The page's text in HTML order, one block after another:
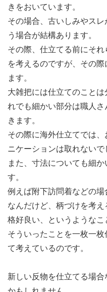
きをおいています。
その場合、古いしみやス
う場合が結構あります。
その際、仕立てる前にそ
を考えるのですが、その
ます。
大雑把には仕立てのこと
れでも細かい部分は職人
きます。
その際に海外仕立てでは
ニケーションは取れないで
また、寸法についても細
す。
例えば附下訪問着などの
なんだけど、柄づけを考
格好良い、というようなこ
そういったことを一枚一
て考えているのです。
新しい反物を仕立てる場